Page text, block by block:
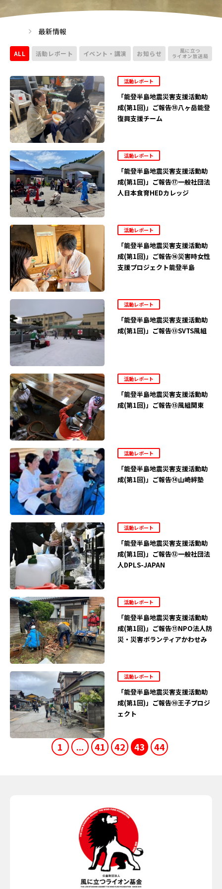
最新情報
ALL 活動レポート イベント・講演 お知らせ 風に立つ
ライオン放送局
活動レポート
「能登半島地震災害支援活動助
成(第1回)」ご報告⑱八ヶ岳能登
復興支援チーム
活動レポート
「能登半島地震災害支援活動助
成(第1回)」ご報告⑰一般社団法
人日本食育HEDカレッジ
活動レポート
「能登半島地震災害支援活動助
成(第1回)」ご報告⑯災害時女性
支援プロジェクト能登半島
活動レポート
「能登半島地震災害支援活動助
成(第1回)」ご報告⑬SVTS風組
活動レポート
「能登半島地震災害支援活動助
成(第1回)」ご報告⑮風組関東
活動レポート
「能登半島地震災害支援活動助
成(第1回)」ご報告⑭山崎絆塾
活動レポート
「能登半島地震災害支援活動助
成(第1回)」ご報告⑫一般社団法
人DPLS-JAPAN
活動レポート
「能登半島地震災害支援活動助
成(第1回)」ご報告⑪NPO法人防
災・災害ボランティアかわせみ
活動レポート
「能登半島地震災害支援活動助
成(第1回)」ご報告⑩王子プロジ
ェクト
1 ... 41 42 43 44